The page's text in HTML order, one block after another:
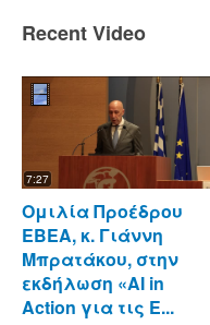
Recent Video
7:27
Ομιλία Προέδρου
ΕΒΕΑ, κ. Γιάννη
Μπρατάκου, στην
εκδήλωση «AI in
Action για τις Ε...